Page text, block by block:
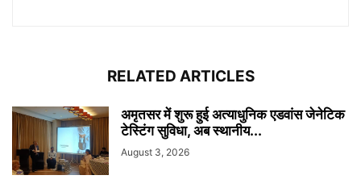
RELATED ARTICLES
अमृतसर में शुरू हुई अत्याधुनिक एडवांस जेनेटिक
टेस्टिंग सुविधा, अब स्थानीय...
August 3, 2026